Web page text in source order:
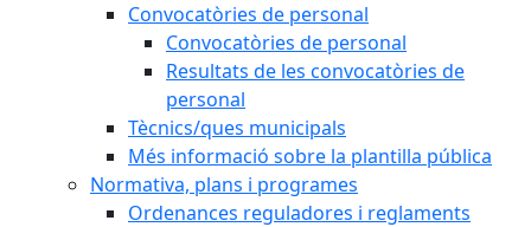
Convocatòries de personal
Convocatòries de personal
Resultats de les convocatòries de
personal
Tècnics/ques municipals
Més informació sobre la plantilla pública
Normativa, plans i programes
Ordenances reguladores i reglaments